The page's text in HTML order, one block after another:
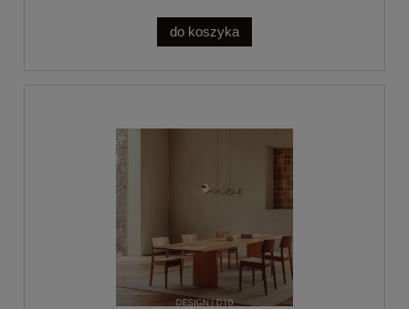
do koszyka